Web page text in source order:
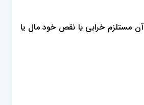
مستلزم خرابی یا نقص خود مال یا